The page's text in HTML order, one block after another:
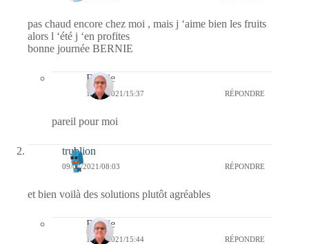
pas chaud encore chez moi , mais j ‘aime bien les fruits
alors l ‘été j ‘en profites
bonne journée BERNIE
Bernie
10/07/2021/15:37 RÉPONDRE
pareil pour moi
trublion
09/07/2021/08:03 RÉPONDRE
et bien voilà des solutions plutôt agréables
Bernie
10/07/2021/15:44 RÉPONDRE